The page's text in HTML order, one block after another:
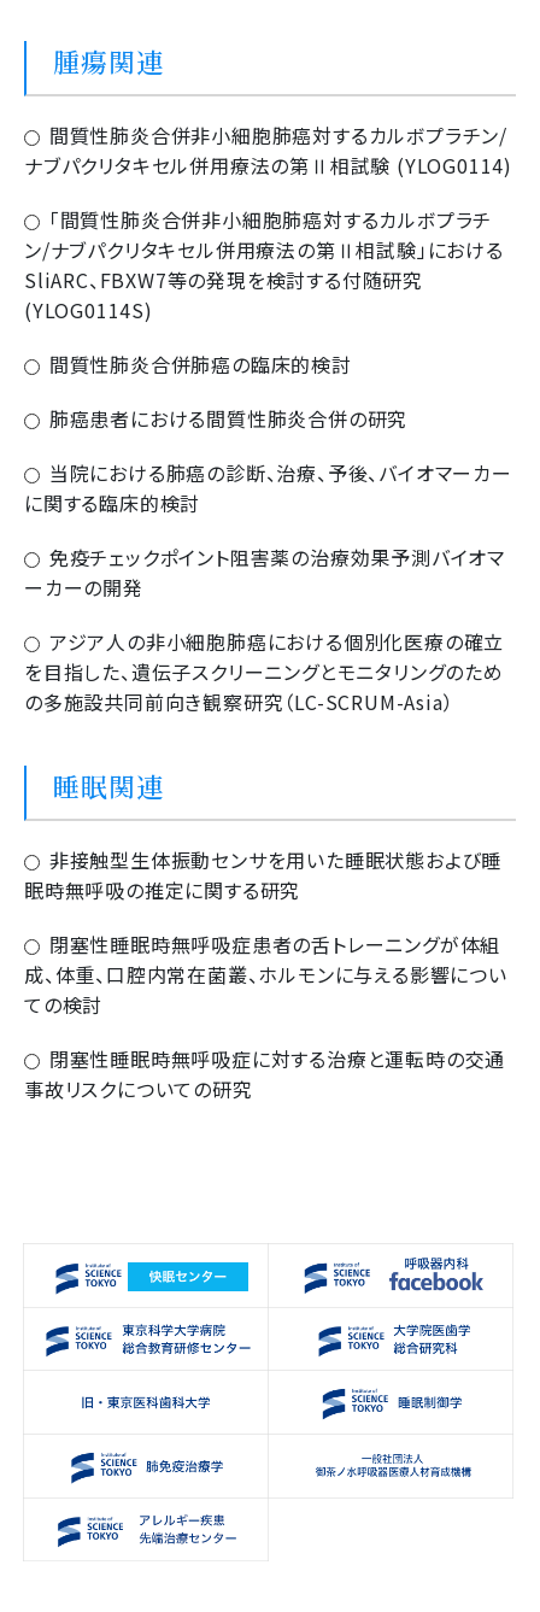
腫瘍関連
間質性肺炎合併非小細胞肺癌対するカルボプラチン/
ナブパクリタキセル併用療法の第Ⅱ相試験 (YLOG0114)
「間質性肺炎合併非小細胞肺癌対するカルボプラチ
ン/ナブパクリタキセル併用療法の第Ⅱ相試験」における
SliARC、FBXW7等の発現を検討する付随研究
(YLOG0114S)
間質性肺炎合併肺癌の臨床的検討
肺癌患者における間質性肺炎合併の研究
当院における肺癌の診断、治療、予後、バイオマーカー
に関する臨床的検討
免疫チェックポイント阻害薬の治療効果予測バイオマ
ーカーの開発
アジア人の非小細胞肺癌における個別化医療の確立
を目指した、遺伝子スクリーニングとモニタリングのため
の多施設共同前向き観察研究（LC-SCRUM-Asia）
睡眠関連
非接触型生体振動センサを用いた睡眠状態および睡
眠時無呼吸の推定に関する研究
閉塞性睡眠時無呼吸症患者の舌トレーニングが体組
成、体重、口腔内常在菌叢、ホルモンに与える影響につい
ての検討
閉塞性睡眠時無呼吸症に対する治療と運転時の交通
事故リスクについての研究